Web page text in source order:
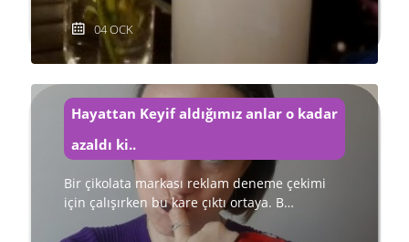
04 OCK
Hayattan Keyif aldığımız anlar o kadar
azaldı ki..
Bir çikolata markası reklam deneme çekimi
için çalışırken bu kare çıktı ortaya. B…